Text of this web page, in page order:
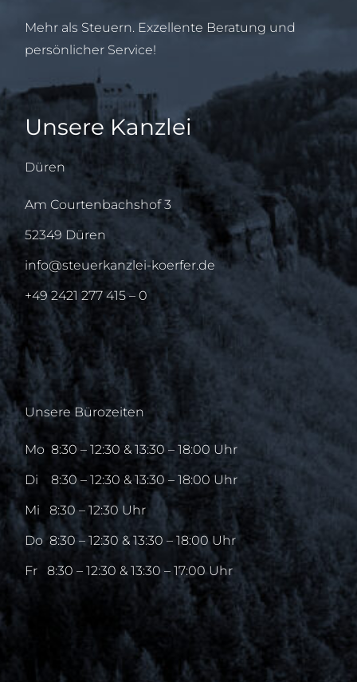
Mehr als Steuern. Exzellente Beratung und
persönlicher Service!
Unsere Kanzlei
Düren
Am Courtenbachshof 3
52349 Düren
info@steuerkanzlei-koerfer.de
+49 2421 277 415 – 0
Unsere Bürozeiten
Mo8:30 – 12:30 & 13:30 – 18:00 Uhr
Di8:30 – 12:30 & 13:30 – 18:00 Uhr
Mi8:30 – 12:30 Uhr
Do8:30 – 12:30 & 13:30 – 18:00 Uhr
Fr8:30 – 12:30 & 13:30 – 17:00 Uhr